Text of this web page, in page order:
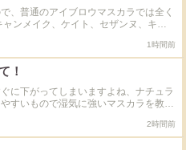
、普通のアイブロウマスカラでは全く
ンメイク、ケイト、セザンヌ、キス
全く眉毛が上がりません、、、、。
ーがまつげカールキープ力があるの
のですがダメでした、、、。 また、
缶入りのアイブロウソープも使用しま
々サロンでパーマを
何か良いアイテムは無いかと探してい
しゃいましたら、ぜひ教えてくださ
1時間前
！
に下がってしまいますよね、ナチュラ
すいもので湿気に強いマスカラを教え
2時間前